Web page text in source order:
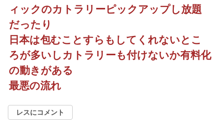
ィックのカトラリーピックアップし放題
だったり
日本は包むことすらもしてくれないとこ
ろが多いしカトラリーも付けないか有料化
の動きがある
最悪の流れ
レスにコメント